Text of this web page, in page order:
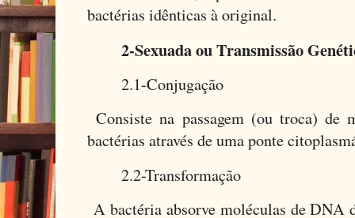
bactérias idênticas à original.
2-Sexuada ou Transmissão
2.1-Conjugação
Consiste na passagem (ou troca) de
bactérias através de uma ponte
2.2-Transformação
A bactéria absorve moléculas de DNA